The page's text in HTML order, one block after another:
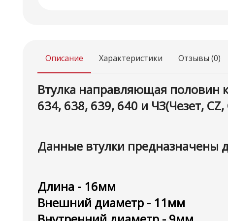
Описание Характеристики Отзывы (0)
Втулка направляющая половин
634, 638, 639, 640 и ЧЗ(Чезет,
Данные втулки предназначены
Длина - 16мм
Внешний диаметр - 11мм